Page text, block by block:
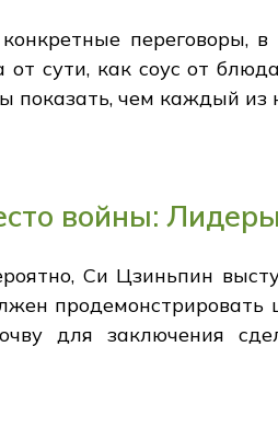
переговоры,
сути, как соус от
показать, чем каждый
войны:
Си Цзиньпин
продемонстрировать
для заключения